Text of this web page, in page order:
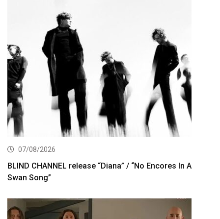
07/08/2026
BLIND CHANNEL release “Diana” / “No Encores In A
Swan Song”